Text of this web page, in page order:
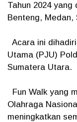
Tahun 2024
Benteng, Medan,
Acara ini
Utama (PJU)
Sumatera Utara.
Fun Walk yang
Olahraga
meningkatkan